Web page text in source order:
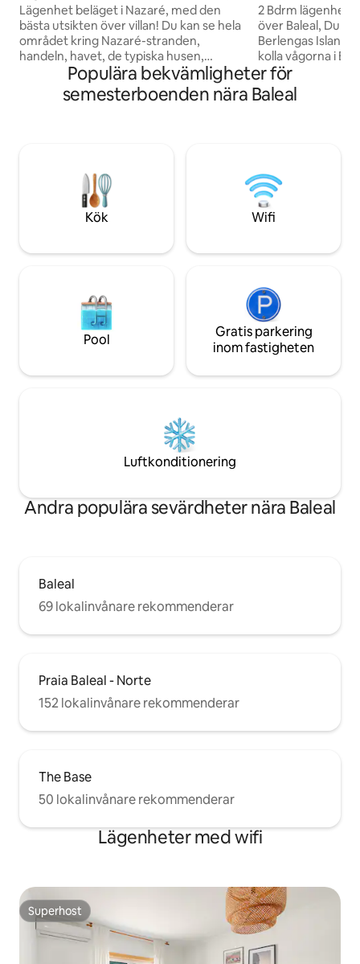
för vuxna
Lägenhet beläget i Nazaré, med den
bästa utsikten över villan! Du kan se hela
området kring Nazaré-stranden,
handeln, havet, de typiska husen,
Salgados-stranden och Porto de Abrigo.
Fastigheten har en modern och lyxig
design. Det är på fjortonde våningen.
semester eller en kort semester i detta
underbara utrymme! Du kommer inte
att ångra dig! Vi ses snart!
🔥 värme
2 Bdrm lägenhet
över Baleal, Du
Berlengas Island,
kolla vågorna i
från ditt sovrum
balkonger. Ligger
stranden i Sol
semester.
värmare för att
Populära bekvämligheter för
semesterboenden nära Baleal
Kök Wifi
Pool
Gratis parkering
inom fastigheten
Luftkonditionering
Andra populära sevärdheter nära Baleal
Baleal
69 lokalinvånare rekommenderar
Praia Baleal - Norte
152 lokalinvånare rekommenderar
The Base
50 lokalinvånare rekommenderar
Lägenheter med wifi
Superhost
Superhost